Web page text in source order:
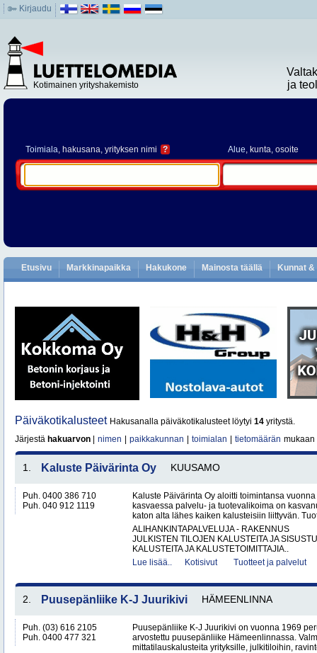
Kirjaudu
Kotimainen yrityshakemisto
ja
Toimiala, hakusana, yrityksen nimi ? Alue, kunta, osoite
Etusivu Markkinapaikka Hakukone Mainosta täällä Kunnat
Päiväkotikalusteet Hakusanalla päiväkotikalusteet löytyi 14 yritystä.
Järjestä hakuarvon nimen paikkakunnan toimialan tietomäärän mukaan
1. Kaluste Päivärinta Oy KUUSAMO
Puh. 0400 386 710
Puh. 040 912 1119
Kaluste Päivärinta Oy aloitti toimintansa
kasvaessa palvelu- ja tuotevalikoima on
katon alta lähes kaiken kalusteisiin liittyvän.
ALIHANKINTAPALVELUJA - RAKENNUS
JULKISTEN TILOJEN KALUSTEITA JA
KALUSTEITA JA KALUSTETOIMITTAJIA..
Lue lisää..
Kotisivut Tuotteet ja palvelut
2. Puusepänliike K-J Juurikivi HÄMEENLINNA
Puh. (03) 616 2105
Puh. 0400 477 321
Puusepänliike K-J Juurikivi on vuonna 1969
arvostettu puusepänliike Hämeenlinnassa.
mittatilauskalusteita yrityksille, julkitiloihin,